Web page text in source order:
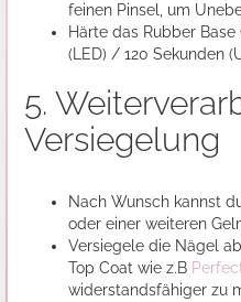
feinen Pinsel, um
Härte das Rubber
(LED) / 120 Sekunden
5.
Versiegelung
Nach Wunsch kannst
oder einer weiteren
Versiegele die Nägel
Top Coat wie z.B
widerstandsfähiger zu